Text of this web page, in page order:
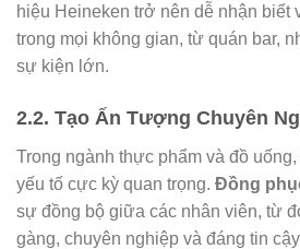
hiệu Heineken trở nên dễ nhận biết
trong mọi không gian, từ quán bar,
sự kiện lớn.
2.2. Tạo Ấn Tượng Chuyên
Trong ngành thực phẩm và đồ
yếu tố cực kỳ quan trọng. Đồng
sự đồng bộ giữa các nhân viên, từ
gàng, chuyên nghiệp và đáng tin